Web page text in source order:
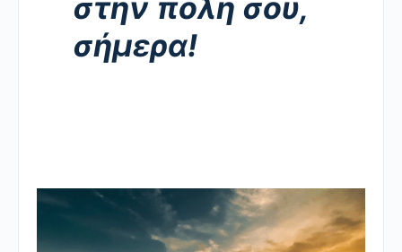
στην πόλη σου,
σήμερα!